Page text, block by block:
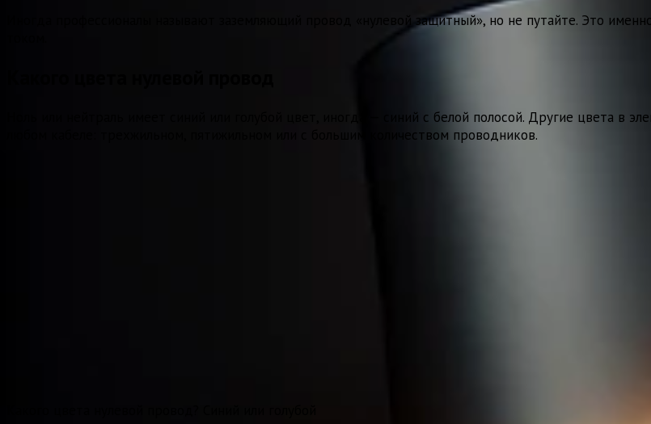
Иногда профессионалы называют заземляющий провод «нулевой защитный», но не путайте. Это
Ноль или нейтраль имеет синий или голубой цвет, иногда — синий с белой полосой. Другие цвета в
любом кабеле: трехжильном, пятижильном или с большим количеством проводников.